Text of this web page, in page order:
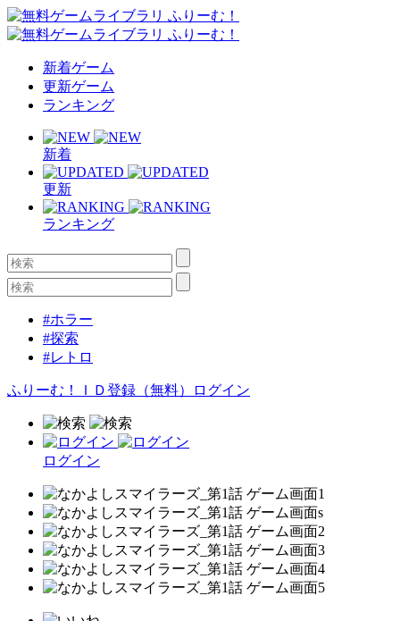
新着ゲーム
更新ゲーム
ランキング
新着
更新
ランキング
#ホラー
#探索
#レトロ
ふりーむ！ＩＤ登録（無料） ログイン
ログイン